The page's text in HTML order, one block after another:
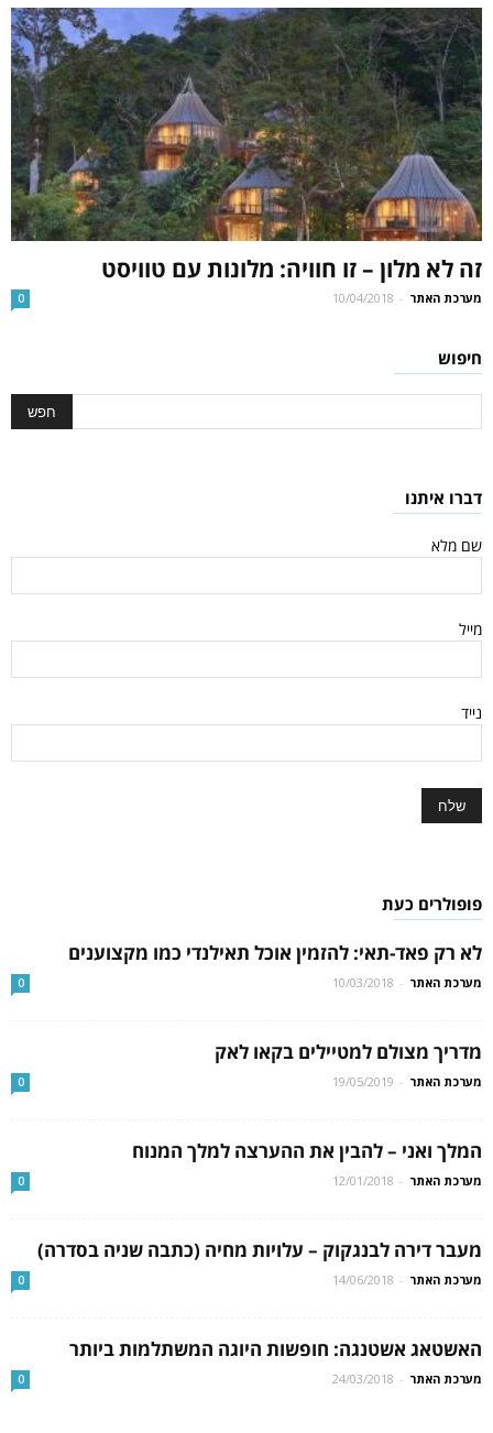
זה לא מלון – זו חוויה: מלונות עם טוויסט
מערכת האתר -
10/04/2018
0
חיפוש
דברו איתנו
שם מלא
מייל
נייד
פופולרים כעת
לא רק פאד-תאי: להזמין אוכל תאילנדי כמו מקצוענים
מערכת האתר -
10/03/2018
0
מדריך מצולם למטיילים בקאו לאק
מערכת האתר -
19/05/2019
0
המלך ואני – להבין את ההערצה למלך המנוח
מערכת האתר -
12/01/2018
0
מעבר דירה לבנגקוק – עלויות מחיה (כתבה שניה בסדרה)
מערכת האתר -
14/06/2018
0
האשטאג אשטנגה: חופשות היוגה המשתלמות ביותר
מערכת האתר -
24/03/2018
0